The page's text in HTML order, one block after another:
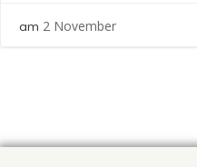
am 2 November